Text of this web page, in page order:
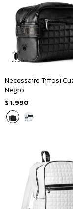
Necessaire Tiffosi
Negro
$ 1.990